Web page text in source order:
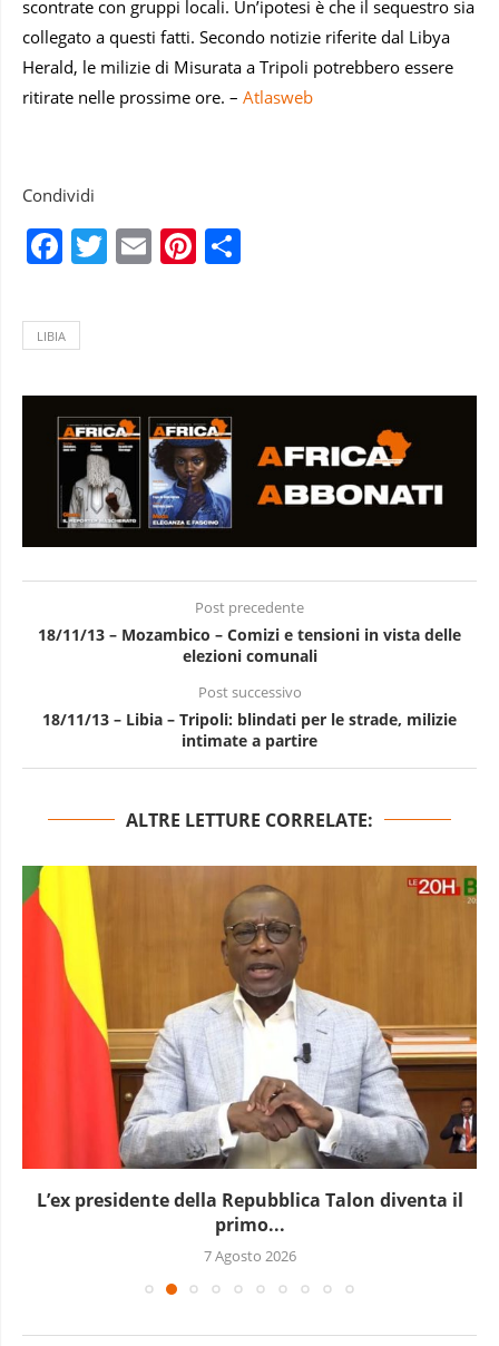
scontrate con gruppi locali. Un’ipotesi è che il sequestro sia
collegato a questi fatti. Secondo notizie riferite dal Libya
Herald, le milizie di Misurata a Tripoli potrebbero essere
ritirate nelle prossime ore. – Atlasweb
Condividi
Facebook
Twitter
EmailPinterest
LIBIA
Post precedente
18/11/13 – Mozambico – Comizi e tensioni in vista delle
elezioni comunali
Post successivo
18/11/13 – Libia – Tripoli: blindati per le strade, milizie
intimate a partire
ALTRE LETTURE CORRELATE:
L’ex presidente della Repubblica Talon diventa il
primo...
7 Agosto 2026